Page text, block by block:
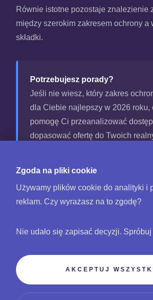
Zgoda na pliki cookie
Używamy plików cookie do analityki i
reklam. Czy wyrażasz na to zgodę?
Nie udało się zapisać decyzji.
AKCEPTUJ
Równie istotne pozostaje znalezienie
między szerokim zakresem ochrony a
składki.
Potrzebujesz porady?
Jeśli nie wiesz, który zakres
dla Ciebie najlepszy w 2026 roku,
pomogę Ci przeanalizować
dopasować ofertę do Twoich
UZYSKAJ BEZPŁATNĄ
© ITK GRUPA Sp. z o.o.